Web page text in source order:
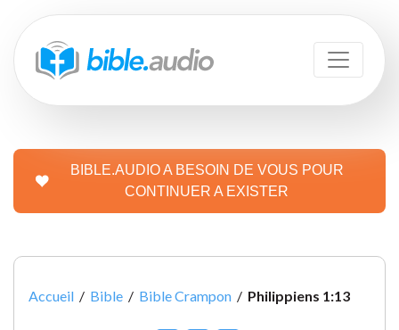
BIBLE.AUDIO A BESOIN DE VOUS POUR
CONTINUER A EXISTER
Accueil / Bible / Bible Crampon / Philippiens 1:13